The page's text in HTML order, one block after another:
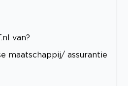
van?
maatschappij/ assurantie